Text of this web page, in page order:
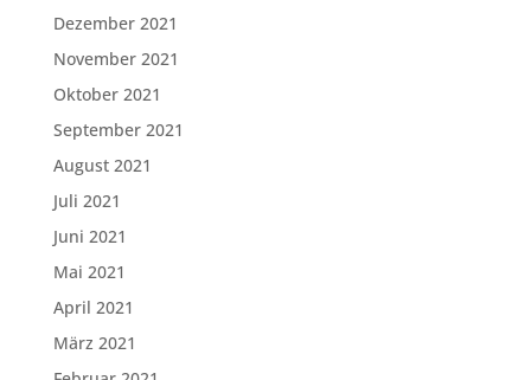
Dezember 2021
November 2021
Oktober 2021
September 2021
August 2021
Juli 2021
Juni 2021
Mai 2021
April 2021
März 2021